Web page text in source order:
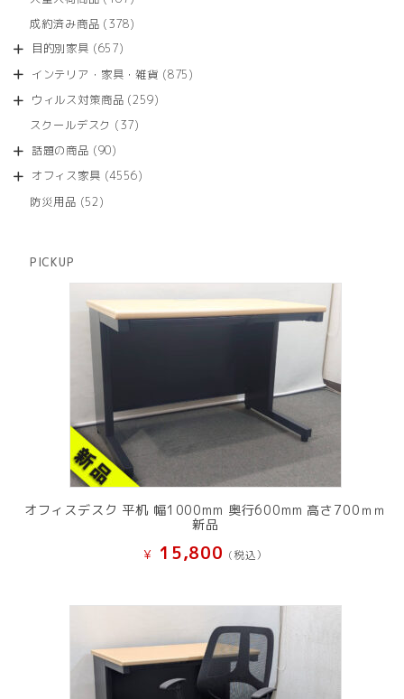
の
商
の
成約済み商品 378378
商
目的別家具 657657
の
商
インテリア・家具・雑貨 875875
ウィルス対策商品 259259
スクールデスク 3737
商
話題の商品 9090
の
オフィス家具 45564556
防災用品 5252
PICKUP
オフィスデスク 平机 幅1000mm 奥行600mm 高さ700ｍｍ
新品
¥ 15,800 (税込）